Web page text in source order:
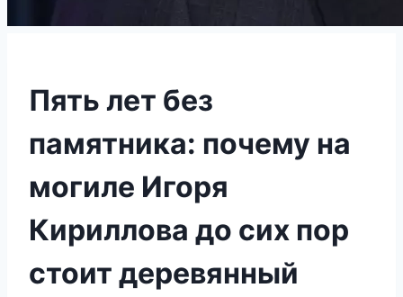
Пять лет без
памятника: почему на
могиле Игоря
Кириллова до сих пор
стоит деревянный